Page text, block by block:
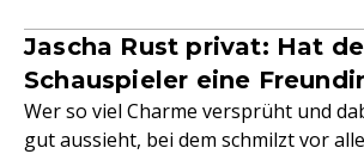
Jascha Rust privat: Hat
Schauspieler eine
Wer so viel Charme versprüht und
gut aussieht, bei dem schmilzt vor